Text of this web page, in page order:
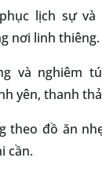
lịch sự
nơi linh thiêng.
và nghiêm
yên, thanh
theo đồ ăn
cần.